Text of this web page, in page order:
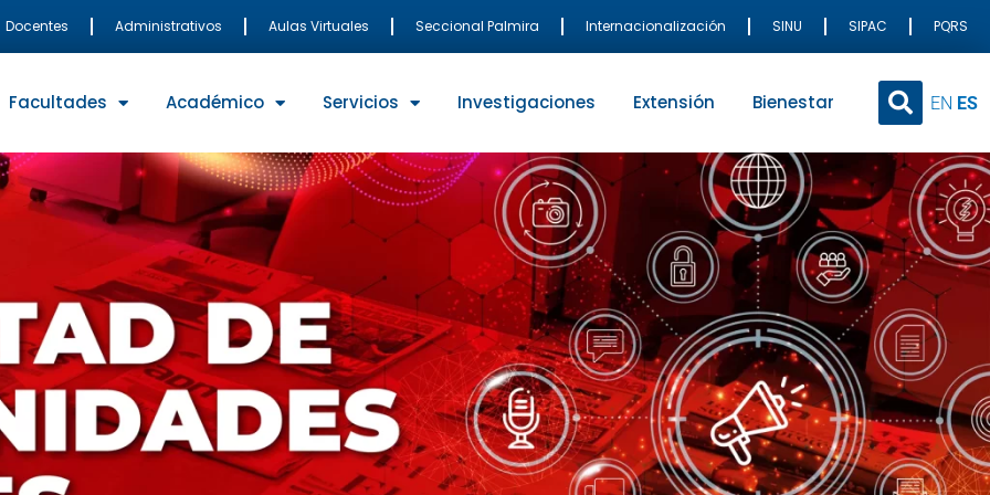
Docentes Administrativos Aulas Virtuales Seccional Palmira Internacionalización SINU SIPAC PQRS
Facultades Académico Servicios Investigaciones Extensión Bienestar EN ES